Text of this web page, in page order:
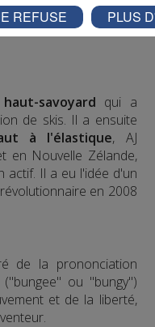
haut-savoyard qui a
de skis. Il a ensuite
à l'élastique, AJ
en Nouvelle Zélande,
actif. Il a eu l'idée d'un
révolutionnaire en 2008
de la prononciation
("bungee" ou "bungy")
et de la liberté,
REFUSE PLUS